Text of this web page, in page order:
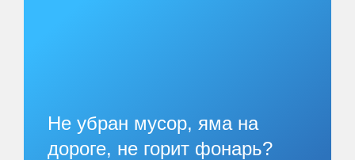
Не убран мусор, яма на
дороге, не горит фонарь?